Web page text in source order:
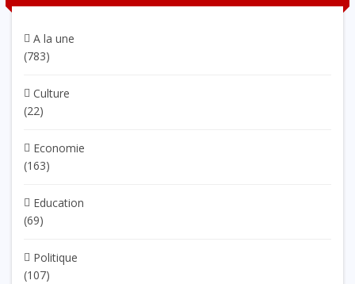
A la une
(783)
Culture
(22)
Economie
(163)
Education
(69)
Politique
(107)